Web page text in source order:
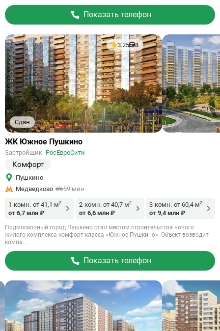
Показать телефон
Сдан
3.25 8
Ссылка
объект
ЖК Южное Пушкино
Застройщик РосЕвроСити
Комфорт
Пушкино
Медведково
59 мин.
1-комн. от 41,1 м2
от 6,7 млн ₽
2-комн. от 40,7 м2
от 6,6 млн ₽
3-комн. от 60,4 м2
от 9,4 млн ₽
Подмосковный город Пушкино стал местом строительства нового
жилого комплекса комфорт-класса «Южное Пушкино». Объект возводит
компа...
Показать телефон